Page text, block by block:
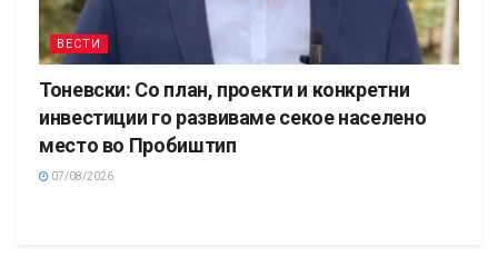
ВЕСТИ
Тоневски: Со план, проекти и конкретни
инвестиции го развиваме секое населено
место во Пробиштип
07/08/2026